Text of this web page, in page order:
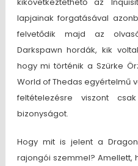
lapjainak forgatásával
felvetődik majd az
Darkspawn hordák, kik
hogy mi történik a Szürke
World of Thedas egyértelmű
feltételezésre viszont
bizonyságot.
Hogy mit is jelent a
rajongói szemmel? Amellett,